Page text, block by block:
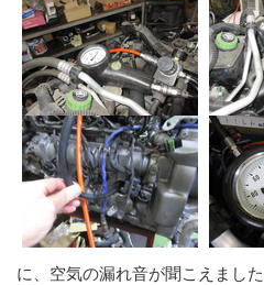
に、空気の漏れ音が聞こえました